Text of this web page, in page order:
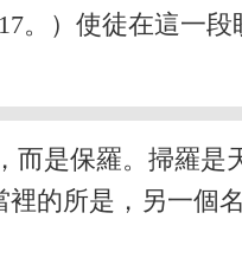
。）使徒在這一
而是保羅。掃羅
的所是，另一個